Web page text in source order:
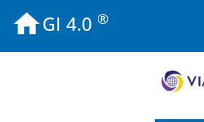
GI 4.0 ®